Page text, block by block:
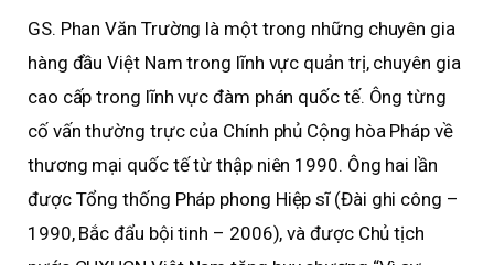
GS. Phan Văn Trường là một trong những chuyên gia
hàng đầu Việt Nam trong lĩnh vực quản trị, chuyên gia
cao cấp trong lĩnh vực đàm phán quốc tế. Ông từng
cố vấn thường trực của Chính phủ Cộng hòa Pháp về
thương mại quốc tế từ thập niên 1990. Ông hai lần
được Tổng thống Pháp phong Hiệp sĩ (Đài ghi công –
1990, Bắc đẩu bội tinh – 2006), và được Chủ tịch